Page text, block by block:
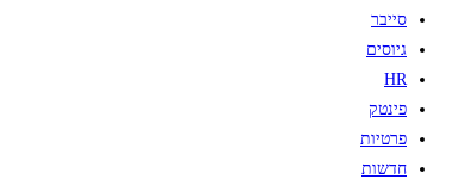
סייבר
גיוסים
HR
פינטק
פרטיות
חדשות